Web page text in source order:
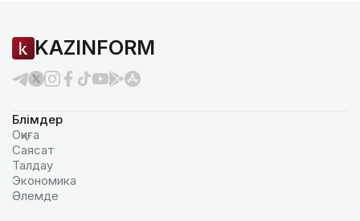
KAZINFORM
Бөлімдер
Оқиға
Саясат
Талдау
Экономика
Әлемде